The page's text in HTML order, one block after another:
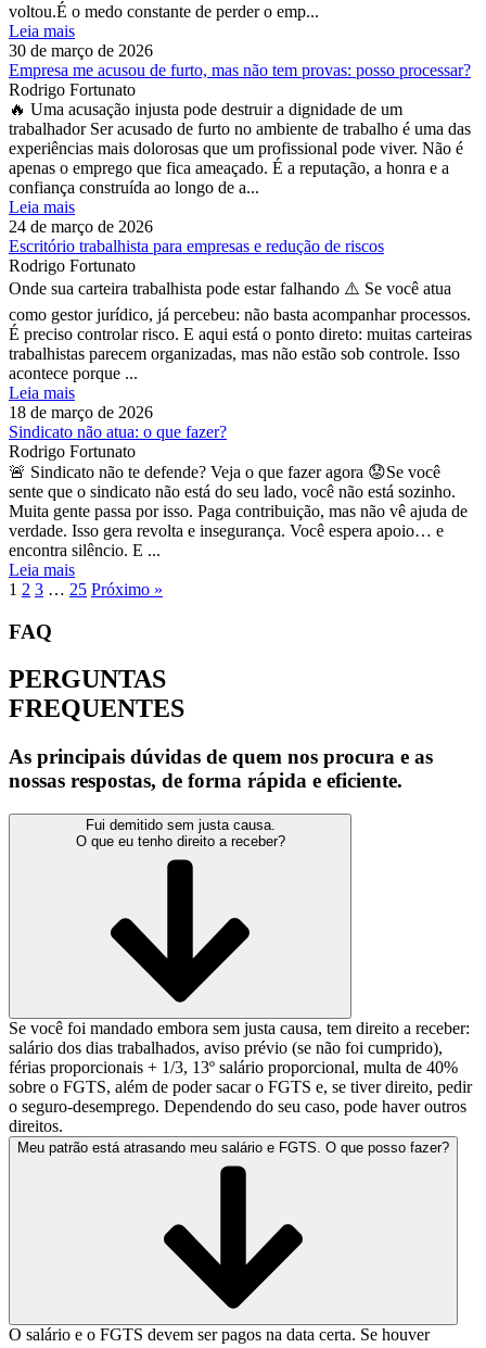
voltou.É o medo constante de perder o emp...
Leia mais
30 de março de 2026
Empresa me acusou de furto, mas não tem provas: posso processar?
Rodrigo Fortunato
🔥 Uma acusação injusta pode destruir a dignidade de um
trabalhador Ser acusado de furto no ambiente de trabalho é uma das
experiências mais dolorosas que um profissional pode viver. Não é
apenas o emprego que fica ameaçado. É a reputação, a honra e a
confiança construída ao longo de a...
Leia mais
24 de março de 2026
Escritório trabalhista para empresas e redução de riscos
Rodrigo Fortunato
Onde sua carteira trabalhista pode estar falhando ⚠️ Se você atua
como gestor jurídico, já percebeu: não basta acompanhar processos.
É preciso controlar risco. E aqui está o ponto direto: muitas carteiras
trabalhistas parecem organizadas, mas não estão sob controle. Isso
acontece porque ...
Leia mais
18 de março de 2026
Sindicato não atua: o que fazer?
Rodrigo Fortunato
🚨 Sindicato não te defende? Veja o que fazer agora 😟Se você
sente que o sindicato não está do seu lado, você não está sozinho.
Muita gente passa por isso. Paga contribuição, mas não vê ajuda de
verdade. Isso gera revolta e insegurança. Você espera apoio… e
encontra silêncio. E ...
Leia mais
1 2 3 … 25 Próximo »
FAQ
PERGUNTAS
FREQUENTES
As principais dúvidas de quem nos procura e as
nossas respostas, de forma rápida e eficiente.
Fui demitido sem justa causa.
O que eu tenho direito a receber?
Se você foi mandado embora sem justa causa, tem direito a receber:
salário dos dias trabalhados, aviso prévio (se não foi cumprido),
férias proporcionais + 1/3, 13º salário proporcional, multa de 40%
sobre o FGTS, além de poder sacar o FGTS e, se tiver direito, pedir
o seguro-desemprego. Dependendo do seu caso, pode haver outros
direitos.
Meu patrão está atrasando meu salário e FGTS. O que posso fazer?
O salário e o FGTS devem ser pagos na data certa. Se houver